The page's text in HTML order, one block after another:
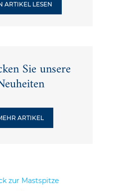
ARTIKEL LESEN
Sie unsere
ARTIKEL
zur Mastspitze